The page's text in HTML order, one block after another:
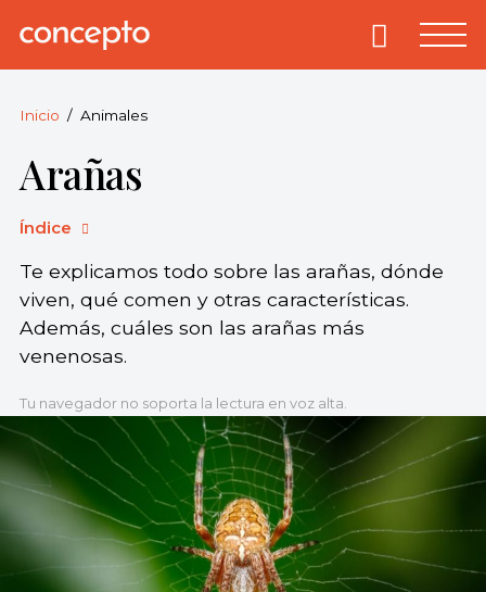
Concepto.
derechos
reservados.
Primary
Inicio Animales
Arañas
Índice
Te explicamos todo sobre las arañas, dónde
viven, qué comen y otras características.
Además, cuáles son las arañas más
venenosas.
Tu navegador no soporta la lectura en voz alta.